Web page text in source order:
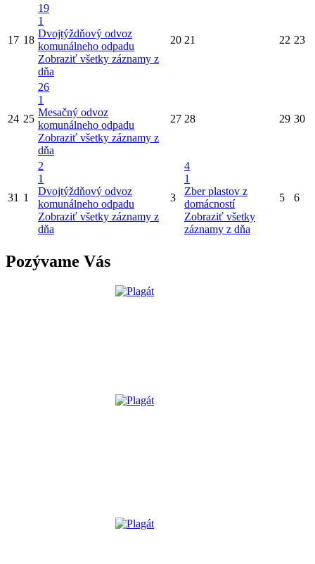
17 18
19
1
Dvojtýždňový odvoz
komunálneho odpadu
Zobraziť všetky záznamy z
dňa
20 21 22 23
24 25
26
1
Mesačný odvoz
komunálneho odpadu
Zobraziť všetky záznamy z
dňa
27 28 29 30
31 1
2
1
Dvojtýždňový odvoz
komunálneho odpadu
Zobraziť všetky záznamy z
dňa
3
4
1
Zber plastov z
domácností
Zobraziť všetky
záznamy z dňa
5 6
Pozývame Vás